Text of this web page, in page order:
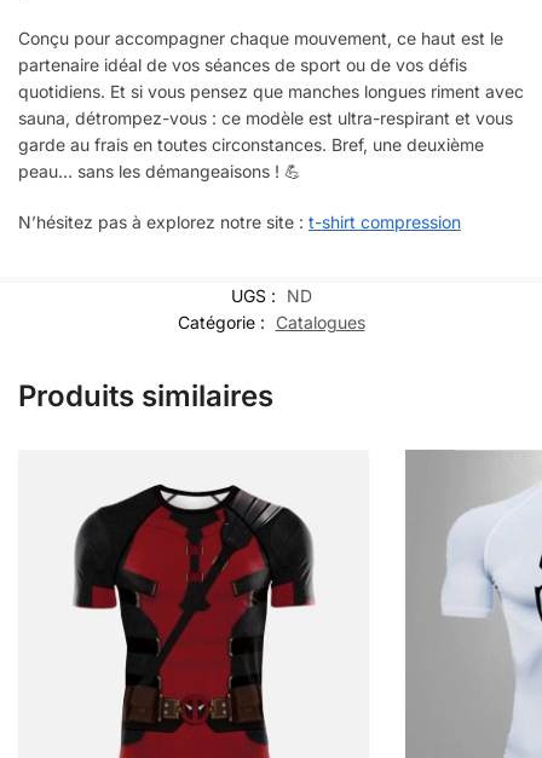
Conçu pour accompagner chaque mouvement, ce haut est le
partenaire idéal de vos séances de sport ou de vos défis
quotidiens. Et si vous pensez que manches longues riment avec
sauna, détrompez-vous : ce modèle est ultra-respirant et vous
garde au frais en toutes circonstances. Bref, une deuxième
peau… sans les démangeaisons ! 💪
N’hésitez pas à explorez notre site : t-shirt compression
UGS :
ND
Catégorie :
Catalogues
Produits similaires